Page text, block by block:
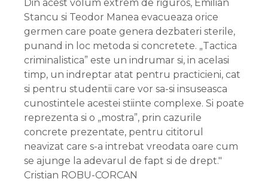
Din acest volum extrem de riguros, Emilian
Stancu si Teodor Manea evacueaza orice
germen care poate genera dezbateri sterile,
punand in loc metoda si concretete. „Tactica
criminalistica” este un indrumar si, in acelasi
timp, un indreptar atat pentru practicieni, cat
si pentru studentii care vor sa-si insuseasca
cunostintele acestei stiinte complexe. Si poate
reprezenta si o „mostra”, prin cazurile
concrete prezentate, pentru cititorul
neavizat care s-a intrebat vreodata oare cum
se ajunge la adevarul de fapt si de drept."
Cristian ROBU-CORCAN